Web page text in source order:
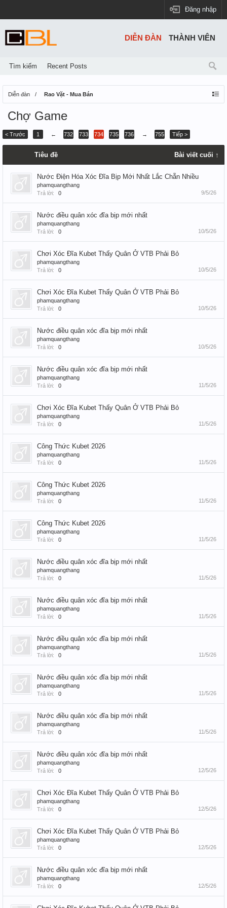
Đăng nhập
Diễn đàn Rao Vặt - Mua Bán
Chợ Game
< Trước 1 ← 732 733 734 735 736 → 755 Tiếp >
Tiêu đề Bài viết cuối ↑
Nước Điện Hóa Xóc Đĩa Bịp Mới Nhất Lắc Chẵn Nhiều
phamquangthang
Trả lời:
0 9/5/26
Nước điều quân xóc đĩa bịp mới nhất
phamquangthang
Trả lời:
0 10/5/26
Chơi Xóc Đĩa Kubet Thấy Quân Ở VTB Phải Bỏ
phamquangthang
Trả lời:
0 10/5/26
Chơi Xóc Đĩa Kubet Thấy Quân Ở VTB Phải Bỏ
phamquangthang
Trả lời:
0 10/5/26
Nước điều quân xóc đĩa bịp mới nhất
phamquangthang
Trả lời:
0 10/5/26
Nước điều quân xóc đĩa bịp mới nhất
phamquangthang
Trả lời:
0 11/5/26
Chơi Xóc Đĩa Kubet Thấy Quân Ở VTB Phải Bỏ
phamquangthang
Trả lời:
0 11/5/26
Công Thức Kubet 2026
phamquangthang
Trả lời:
0 11/5/26
Công Thức Kubet 2026
phamquangthang
Trả lời:
0 11/5/26
Công Thức Kubet 2026
phamquangthang
Trả lời:
0 11/5/26
Nước điều quân xóc đĩa bịp mới nhất
phamquangthang
Trả lời:
0 11/5/26
Nước điều quân xóc đĩa bịp mới nhất
phamquangthang
Trả lời:
0 11/5/26
Nước điều quân xóc đĩa bịp mới nhất
phamquangthang
Trả lời:
0 11/5/26
Nước điều quân xóc đĩa bịp mới nhất
phamquangthang
Trả lời:
0 11/5/26
Nước điều quân xóc đĩa bịp mới nhất
phamquangthang
Trả lời:
0 11/5/26
Nước điều quân xóc đĩa bịp mới nhất
phamquangthang
Trả lời:
0 12/5/26
Chơi Xóc Đĩa Kubet Thấy Quân Ở VTB Phải Bỏ
phamquangthang
Trả lời:
0 12/5/26
Chơi Xóc Đĩa Kubet Thấy Quân Ở VTB Phải Bỏ
phamquangthang
Trả lời:
0 12/5/26
Nước điều quân xóc đĩa bịp mới nhất
phamquangthang
Trả lời:
0 12/5/26
DIỄN ĐÀN
Tìm kiếm Recent Posts
THÀNH VIÊN